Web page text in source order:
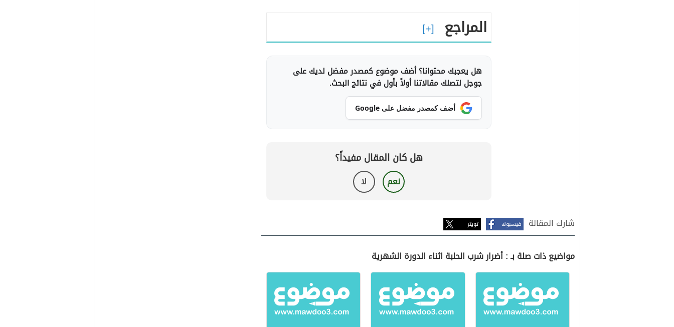
المراجع
هل يعجبك محتوانا؟ أضف موضوع كمصدر مفضل لديك على
جوجل لتصلك مقالاتنا أولاً بأول في نتائج البحث.
أضف كمصدر مفضل على Google
هل كان المقال مفيداً؟
نعم لا
شارك المقالة فيسبوك تويتر
مواضيع ذات صلة بـ : أضرار شرب الحلبة اثناء الدورة الشهرية